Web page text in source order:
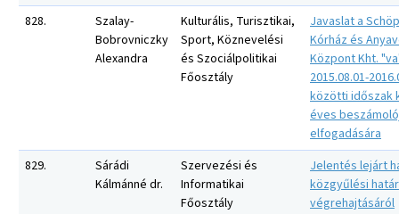
828.
Szalay-
Bobrovniczky
Alexandra
Kulturális, Turisztikai,
Sport, Köznevelési
és Szociálpolitikai
Főosztály
Javaslat a
Kórház és
Központ Kht.
2015.08.01-
közötti időszak
éves
elfogadására
829.
Sárádi
Kálmánné dr.
Szervezési és
Informatikai
Főosztály
Jelentés lejárt
közgyűlési
végrehajtásáról